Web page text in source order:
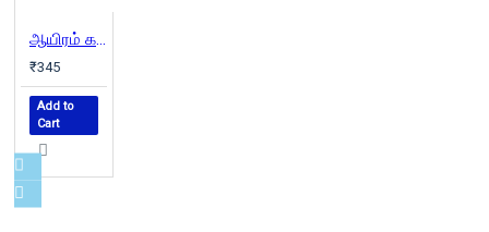
ஆயிரம் கண்ணி
₹345
Add to
Cart